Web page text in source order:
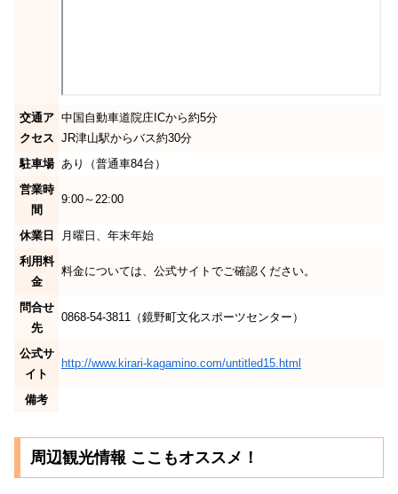
交通ア
クセス
中国自動車道院庄ICから約5分
JR津山駅からバス約30分
駐車場
あり（普通車84台）
営業時
間
9:00～22:00
休業日
月曜日、年末年始
利用料
金
料金については、公式サイトでご確認ください。
問合せ
先
0868-54-3811（鏡野町文化スポーツセンター）
公式サ
イト
http://www.kirari-kagamino.com/untitled15.html
備考
周辺観光情報 ここもオススメ！